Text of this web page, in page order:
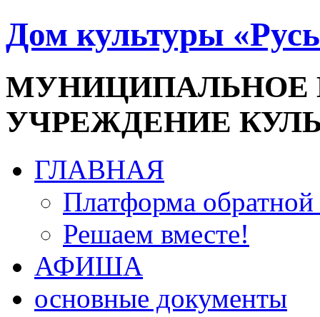
Дом культуры
УЧРЕЖДЕНИЕ
ГЛАВНАЯ
Платформа обратной
Решаем вместе!
АФИША
основные документы